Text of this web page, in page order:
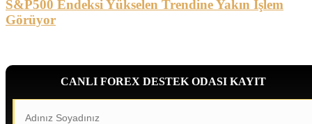
S&P500 Endeksi Yükselen Trendine Yakın İşlem
Görüyor
CANLI FOREX DESTEK ODASI KAYIT